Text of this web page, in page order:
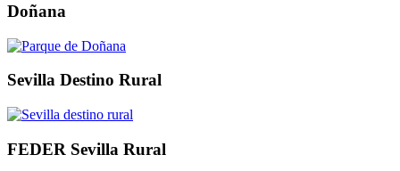
Doñana
Sevilla Destino Rural
FEDER Sevilla Rural